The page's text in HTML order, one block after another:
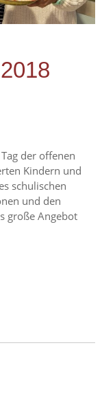
der offenen
Kindern und
schulischen
und den
große Angebot